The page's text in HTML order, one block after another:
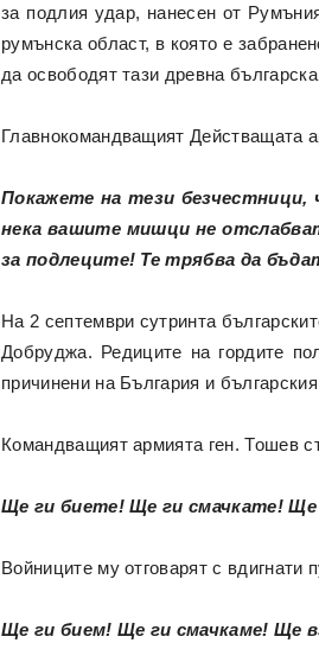
за подлия удар, нанесен от
румънска област, в която е
да освободят тази древна
Главнокомандващият Действащата
Покажете на тези
нека вашите мишци не
за подлеците! Те трябва да
На 2 септември сутринта
Добруджа. Редиците на гордите
причинени на България и
Командващият армията ген. Тошев
Ще ги биете! Ще ги смачкате! Ще
Войниците му отговарят с вдигнати
Ще ги бием! Ще ги смачкаме! Ще